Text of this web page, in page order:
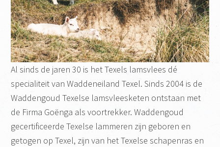
Al sinds de jaren 30 is het Texels lamsvlees dé
specialiteit van Waddeneiland Texel. Sinds 2004 is de
Waddengoud Texelse lamsvleesketen ontstaan met
de Firma Goënga als voortrekker. Waddengoud
gecertificeerde Texelse lammeren zijn geboren en
getogen op Texel, zijn van het Texelse schapenras en